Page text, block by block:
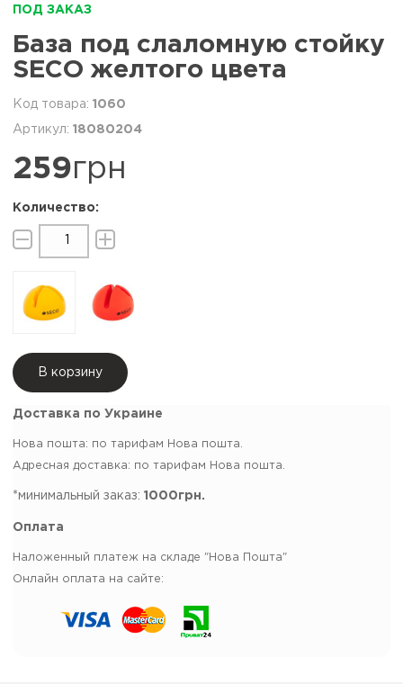
ПОД ЗАКАЗ
База под слаломную стойку
SECO желтого цвета
1060
18080204
259грн
В корзину
Доставка по Украине
Нова пошта: по тарифам Нова пошта.
Адресная доставка: по тарифам Нова пошта.
*минимальный заказ: 1000грн.
Оплата
Наложенный платеж на складе "Нова Пошта"
Онлайн оплата на сайте: